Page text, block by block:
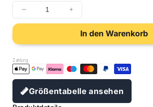
In den Warenkorb
Zahlung
Größentabelle ansehen